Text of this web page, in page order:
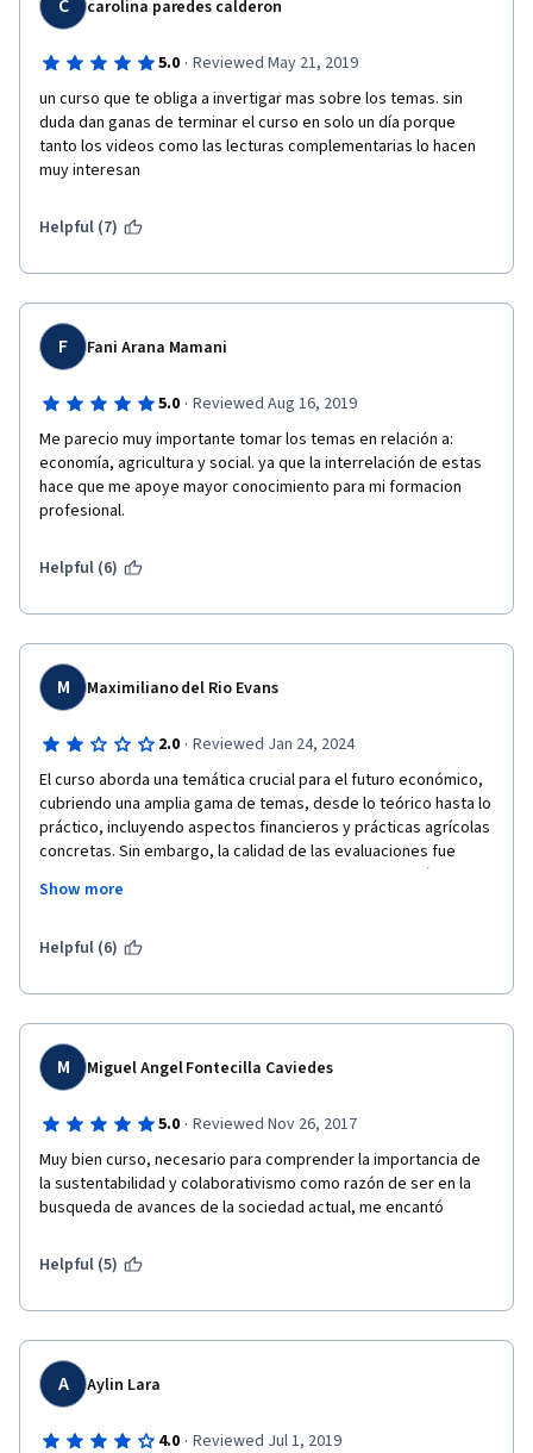
C carolina paredes calderon
5.0 · Reviewed May 21, 2019
un curso que te obliga a invertigar mas sobre los temas. sin
duda dan ganas de terminar el curso en solo un día porque
tanto los videos como las lecturas complementarias lo hacen
muy interesan
Helpful (7)
F Fani Arana Mamani
5.0 · Reviewed Aug 16, 2019
Me parecio muy importante tomar los temas en relación a:
economía, agricultura y social. ya que la interrelación de estas
hace que me apoye mayor conocimiento para mi formacion
profesional.
Helpful (6)
M Maximiliano del Rio Evans
2.0 · Reviewed Jan 24, 2024
El curso aborda una temática crucial para el futuro económico,
cubriendo una amplia gama de temas, desde lo teórico hasta lo
práctico, incluyendo aspectos financieros y prácticas agrícolas
concretas. Sin embargo, la calidad de las evaluaciones fue
desalentadora debido a numerosas faltas de ortografía.
Además, se percibió cierta ambigüedad en algunas preguntas,
de respuesta en ocasiones. Destaco positivamente la calidad
Show more
Helpful (6)
M Miguel Angel Fontecilla Caviedes
5.0 · Reviewed Nov 26, 2017
Muy bien curso, necesario para comprender la importancia de
la sustentabilidad y colaborativismo como razón de ser en la
busqueda de avances de la sociedad actual, me encantó
Helpful (5)
A Aylin Lara
4.0 · Reviewed Jul 1, 2019